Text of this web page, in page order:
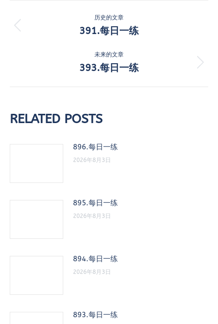
章
历史的文章
历
的
文
章：
391.每日一练
未来的文章
未
的
393.每日一练
RELATED POSTS
896.每日一练
2026年8月3日
895.每日一练
2026年8月3日
894.每日一练
2026年8月3日
893.每日一练